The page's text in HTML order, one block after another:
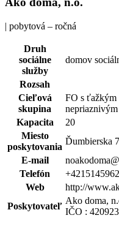
| pobytová – ročná
Druh
sociálne
služby
domov
Rozsah
Cieľová
skupina
FO s ťažkým
Kapacita
20
Miesto
poskytovania
Ďumbierska
E-mail
Telefón
Web
http://
Poskytovateľ
Ako doma,
IČO :